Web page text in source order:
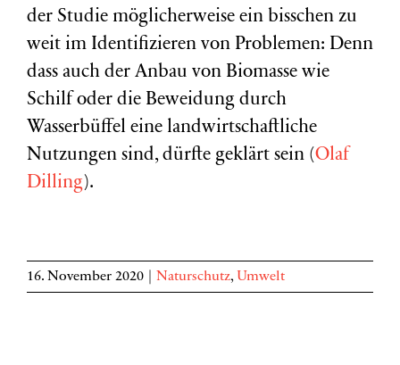
der Studie möglicherweise ein bisschen zu
weit im Identifizieren von Problemen: Denn
dass auch der Anbau von Biomasse wie
Schilf oder die Beweidung durch
Wasserbüffel eine landwirtschaftliche
Nutzungen sind, dürfte geklärt sein (Olaf
Dilling).
16. November 2020 Naturschutz, Umwelt